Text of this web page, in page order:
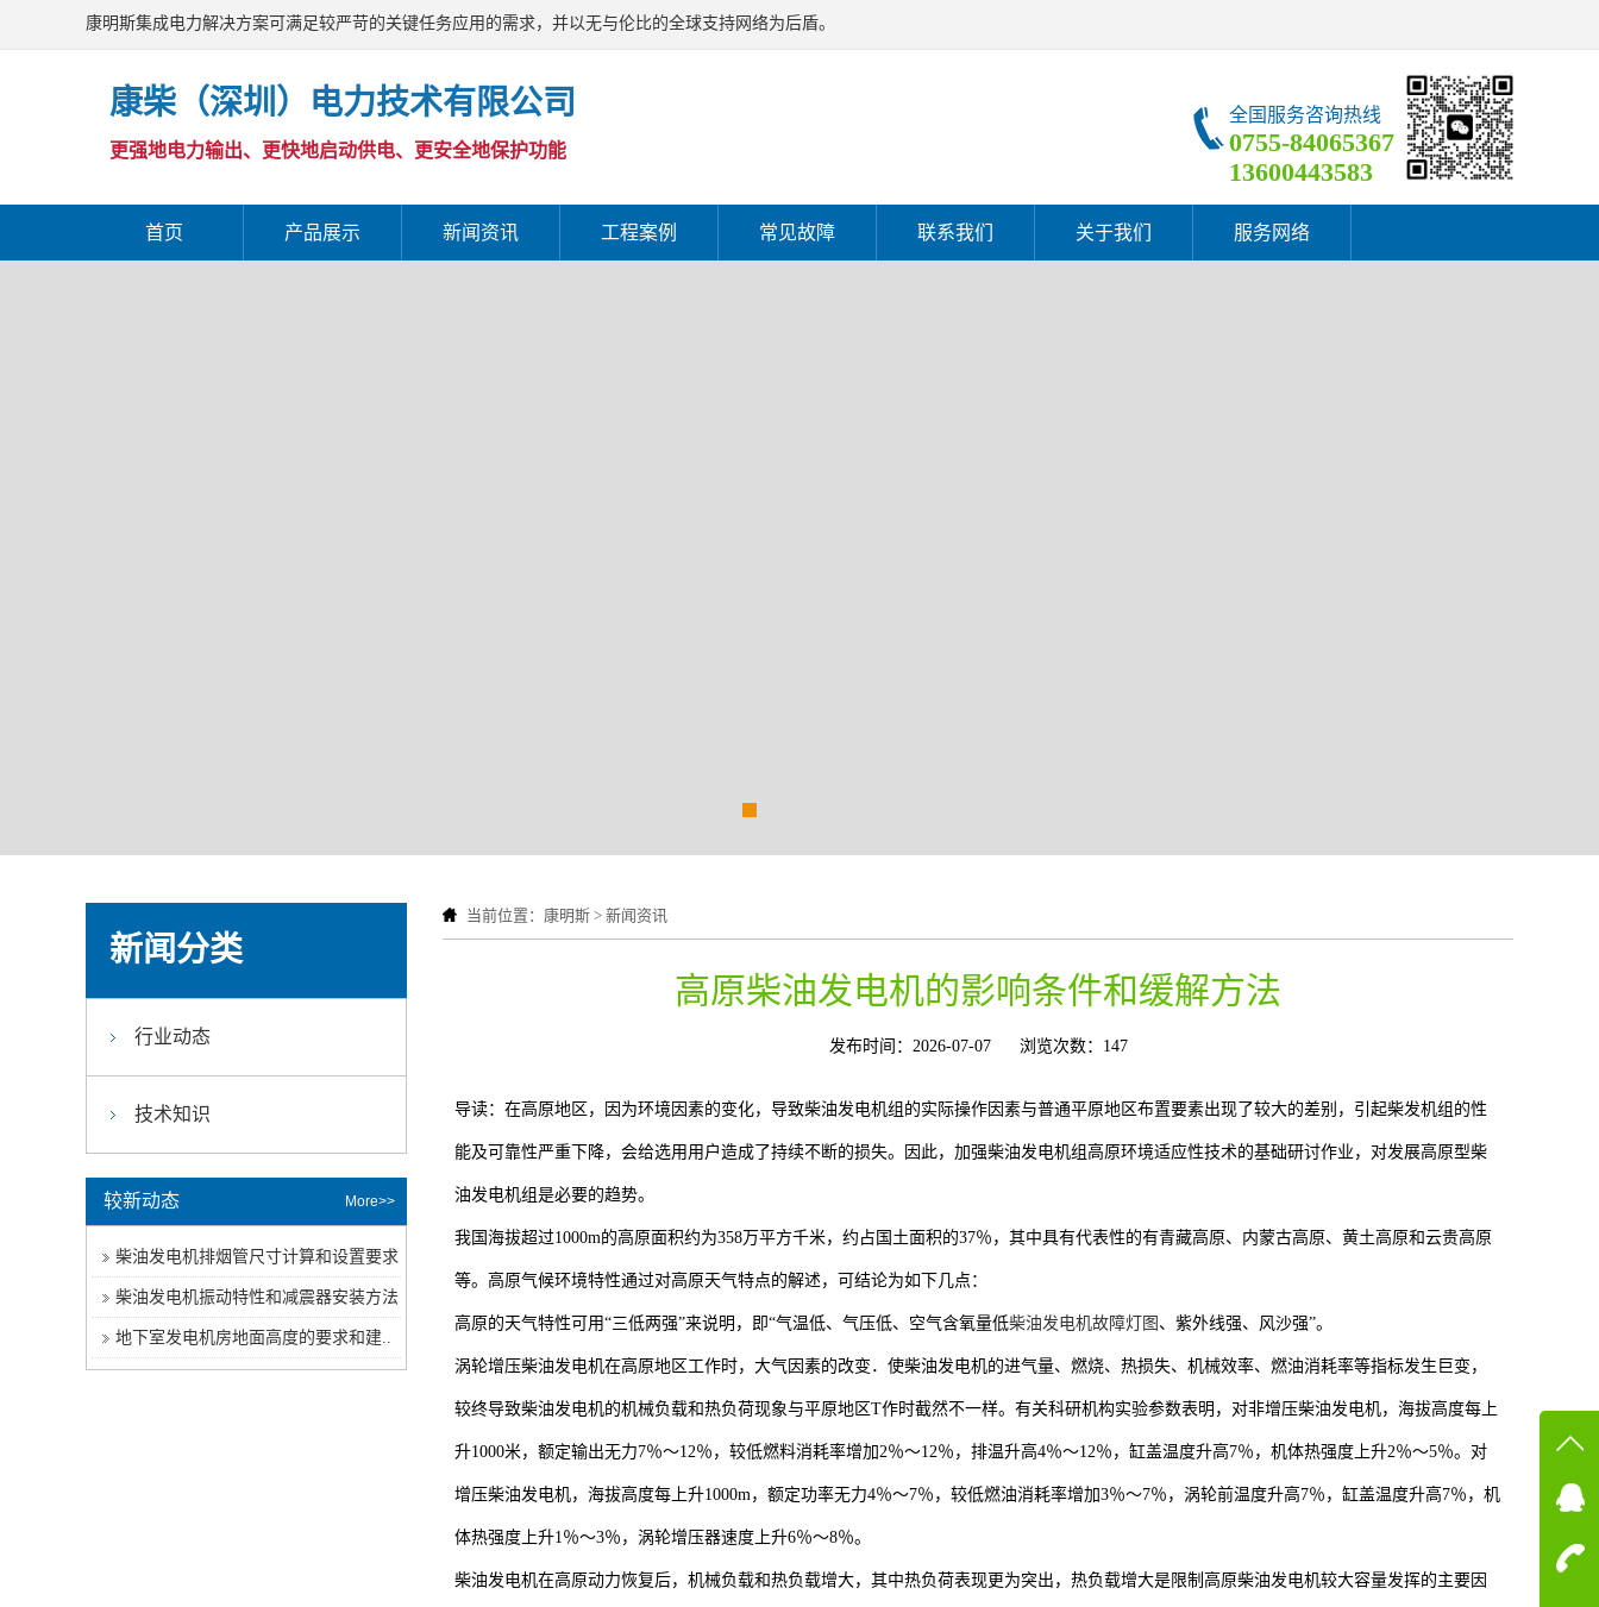
康明斯集成电力解决方案可满足较严苛的关键任务应用的需求，并以无与伦比的全球支持网络为后盾。
康柴（深圳）电力技术有限公司
更强地电力输出、更快地启动供电、更安全地保护功能
全国服务咨询热线
0755-84065367
13600443583
首页 产品展示 新闻资讯 工程案例 常见故障 联系我们 关于我们 服务网络
当前位置： 康明斯 > 新闻资讯
高原柴油发电机的影响条件和缓解方法
发布时间：2026-07-07 浏览次数：147
导读：在高原地区，因为环境因素的变化，导致柴油发电机组的实际操作因素与普通平原地区布置要素出现了较大的差别，引起柴发机组的性
能及可靠性严重下降，会给选用用户造成了持续不断的损失。因此，加强柴油发电机组高原环境适应性技术的基础研讨作业，对发展高原型柴
油发电机组是必要的趋势。
我国海拔超过1000m的高原面积约为358万平方千米，约占国土面积的37％，其中具有代表性的有青藏高原、内蒙古高原、黄土高原和云贵高原
等。高原气候环境特性通过对高原天气特点的解述，可结论为如下几点：
高原的天气特性可用“三低两强”来说明，即“气温低、气压低、空气含氧量低柴油发电机故障灯图 、紫外线强、风沙强”。
涡轮增压柴油发电机在高原地区工作时，大气因素的改变．使柴油发电机的进气量、燃烧、热损失、机械效率、燃油消耗率等指标发生巨变，
较终导致柴油发电机的机械负载和热负荷现象与平原地区T作时截然不一样。有关科研机构实验参数表明，对非增压柴油发电机，海拔高度每上
升1000米，额定输出无力7％～12％，较低燃料消耗率增加2％～12％，排温升高4％～12％，缸盖温度升高7％，机体热强度上升2％～5％。对
增压柴油发电机，海拔高度每上升1000m，额定功率无力4％～7％，较低燃油消耗率增加3％～7％，涡轮前温度升高7％，缸盖温度升高7％，机
体热强度上升1％～3％，涡轮增压器速度上升6％～8％。
柴油发电机在高原动力恢复后，机械负载和热负载增大，其中热负荷表现更为突出，热负载增大是限制高原柴油发电机较大容量发挥的主要因
新闻分类
行业动态
技术知识
较新动态 More>>
柴油发电机排烟管尺寸计算和设置要求
柴油发电机振动特性和减震器安装方法
地下室发电机房地面高度的要求和建..